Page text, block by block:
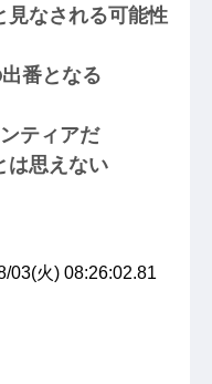
見なされる可能性
番となる
ティアだ
は思えない
03(火) 08:26:02.81